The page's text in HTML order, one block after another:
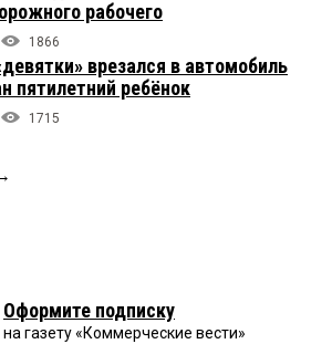
рабочего
1866
врезался в автомобиль
пятилетний ребёнок
1715
Оформите подписку
на газету «Коммерческие вести»